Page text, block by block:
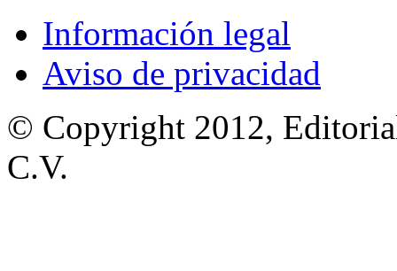
Información legal
Aviso de privacidad
© Copyright 2012,
C.V.